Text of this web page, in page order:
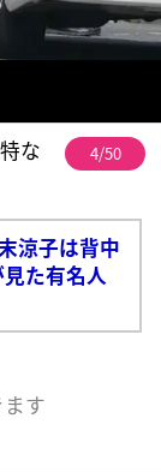
な
4/50
涼子は背中
た有名人
す